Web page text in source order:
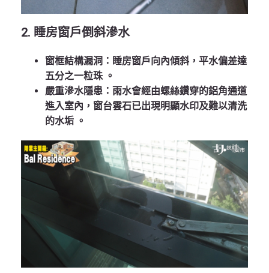
2. 睡房窗戶倒斜滲水
窗框結構漏洞 ：睡房窗戶向內傾斜，平水偏差達
五分之一粒珠 。
嚴重滲水隱患 ：雨水會經由螺絲鑽穿的鋁角通道
進入室內，窗台雲石已出現明顯水印及難以清洗
的水垢 。